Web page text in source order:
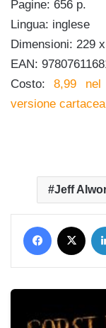
Pagine: 656 p.
Lingua: inglese
Dimensioni: 229
EAN:
Costo:8,99 nel
versione
Jeff
Facebook